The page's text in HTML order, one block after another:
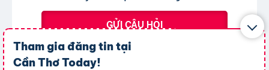
Tham gia đăng tin tại
Cần Thơ Today!
GỬI CÂU HỎI